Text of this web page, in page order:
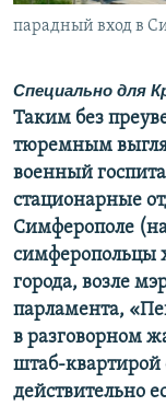
Все сайты
парадный вход в
Специально для
Таким без
тюремным
военный
стационарные
Симферополе
симферопольцы
города, возле
парламента,
в разговорном
штаб-квартирой
действительно